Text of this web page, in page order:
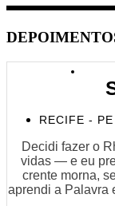
RECIFE - PE
Decidi fazer o
vidas — e eu
crente morna,
aprendi a Palavra